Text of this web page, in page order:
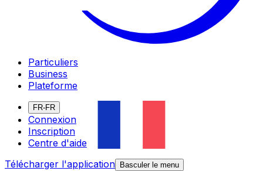
Particuliers
Business
Plateforme
FR-FR
Connexion
Inscription
Centre d'aide
Télécharger l'application
Basculer le menu